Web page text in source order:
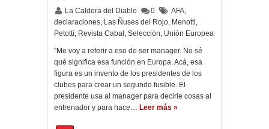
La Caldera del Diablo 0 AFA,
declaraciones, Las Ñuses del Rojo, Menotti,
Petotti, Revista Cabal , Selección, Unión Europea
"Me voy a referir a eso de ser manager. No sé
qué significa esa función en Europa. Acá, esa
figura es un invento de los presidentes de los
clubes para crear un segundo fusible. El
presidente usa al manager para decirle cosas al
entrenador y para hace… Leer más »